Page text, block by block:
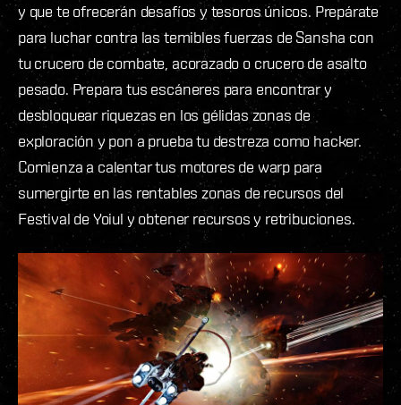
y que te ofrecerán desafíos y tesoros únicos. Prepárate
para luchar contra las temibles fuerzas de Sansha con
tu crucero de combate, acorazado o crucero de asalto
pesado. Prepara tus escáneres para encontrar y
desbloquear riquezas en los gélidas zonas de
exploración y pon a prueba tu destreza como hacker.
Comienza a calentar tus motores de warp para
sumergirte en las rentables zonas de recursos del
Festival de Yoiul y obtener recursos y retribuciones.